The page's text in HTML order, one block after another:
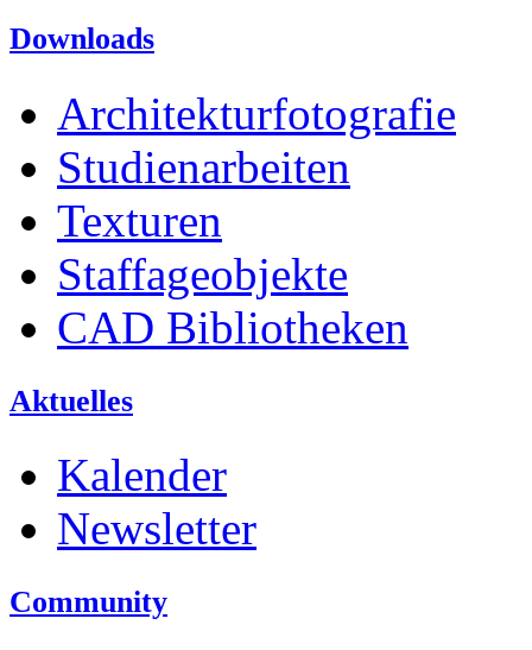
Downloads
Architekturfotografie
Studienarbeiten
Texturen
Staffageobjekte
CAD Bibliotheken
Aktuelles
Kalender
Newsletter
Community